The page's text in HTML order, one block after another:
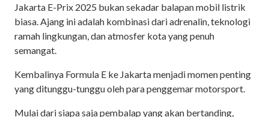
Jakarta E-Prix 2025 bukan sekadar balapan mobil listrik
biasa. Ajang ini adalah kombinasi dari adrenalin, teknologi
ramah lingkungan, dan atmosfer kota yang penuh
semangat.
Kembalinya Formula E ke Jakarta menjadi momen penting
yang ditunggu-tunggu oleh para penggemar motorsport.
Mulai dari siapa saja pembalap yang akan bertanding,